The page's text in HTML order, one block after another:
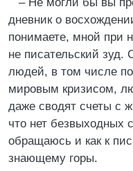
дневник о
понимаете, мной при
не писательский зуд.
людей, в том числе
мировым кризисом,
даже сводят счеты с
что нет безвыходных
обращаюсь и как к
знающему горы.